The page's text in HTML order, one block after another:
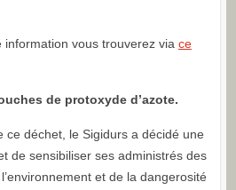
vous trouverez via ce
de protoxyde d’azote.
ce déchet, le Sigidurs a décidé une
de sensibiliser ses administrés des
et de la dangerosité